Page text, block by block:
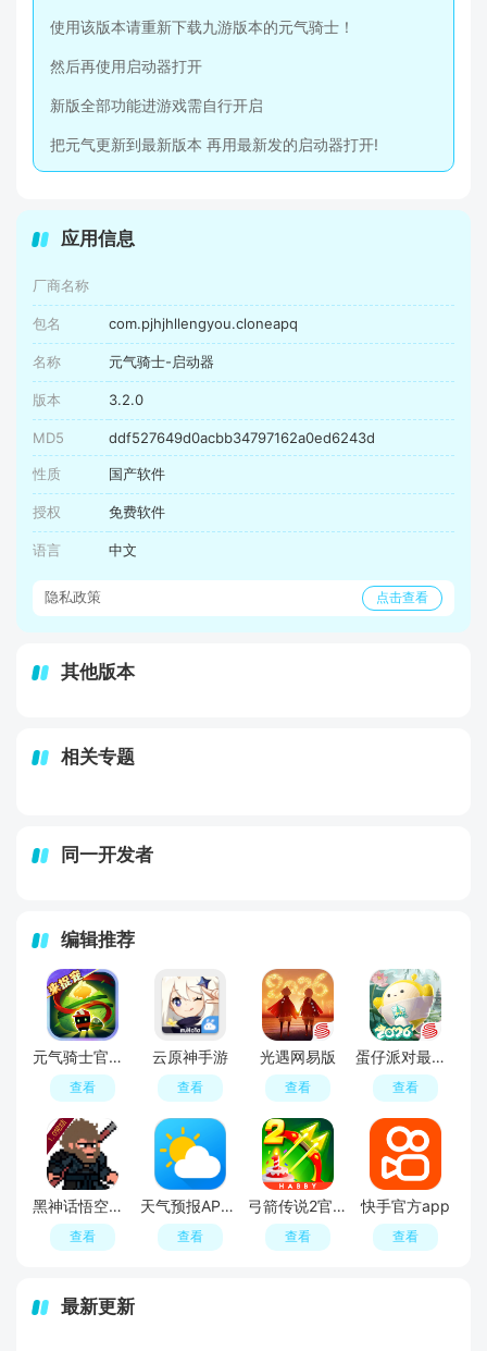
使用该版本请重新下载九游版本的元气骑士！
然后再使用启动器打开
新版全部功能进游戏需自行开启
把元气更新到最新版本 再用最新发的启动器打开!
应用信息
厂商名称
包名 com.pjhjhllengyou.cloneapq
名称 元气骑士-启动器
版本 3.2.0
MD5 ddf527649d0acbb34797162a0ed6243d
性质 国产软件
授权 免费软件
语言 中文
隐私政策 点击查看
其他版本
相关专题
同一开发者
编辑推荐
元气骑士官服正版
查看
云原神手游
查看
光遇网易版
查看
蛋仔派对最新版
查看
黑神话悟空像素版最新版本
查看
天气预报APP官方正版
查看
弓箭传说2官方正版
查看
快手官方app
查看
最新更新